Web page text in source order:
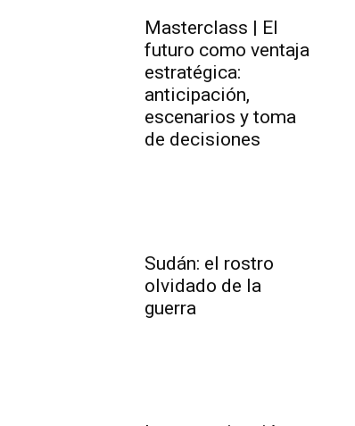
Masterclass | El
futuro como ventaja
estratégica:
anticipación,
escenarios y toma
de decisiones
Sudán: el rostro
olvidado de la
guerra